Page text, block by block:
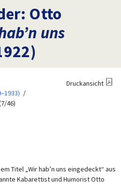
Otto
uns
46)
Druckansicht
Titel „Wir hab’n uns eingedeckt“ aus
Kabarettist und Humorist Otto